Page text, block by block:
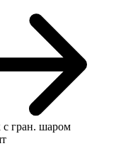
гран. шаром